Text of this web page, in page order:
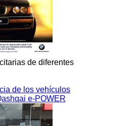
de diferentes
de los vehículos
e-POWER